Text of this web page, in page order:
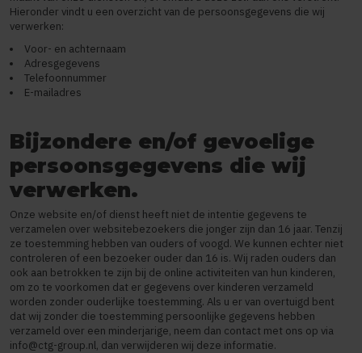
Hieronder vindt u een overzicht van de persoonsgegevens die wij
verwerken:
Voor- en achternaam
Adresgegevens
Telefoonnummer
E-mailadres
Bijzondere en/of gevoelige
persoonsgegevens die wij
verwerken.
Onze website en/of dienst heeft niet de intentie gegevens te
verzamelen over websitebezoekers die jonger zijn dan 16 jaar. Tenzij
ze toestemming hebben van ouders of voogd. We kunnen echter niet
controleren of een bezoeker ouder dan 16 is. Wij raden ouders dan
ook aan betrokken te zijn bij de online activiteiten van hun kinderen,
om zo te voorkomen dat er gegevens over kinderen verzameld
worden zonder ouderlijke toestemming. Als u er van overtuigd bent
dat wij zonder die toestemming persoonlijke gegevens hebben
verzameld over een minderjarige, neem dan contact met ons op via
info@ctg-group.nl, dan verwijderen wij deze informatie.